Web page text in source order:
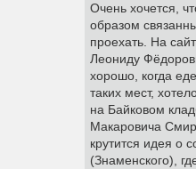
Очень хочется,
образом
проехать. На
Леониду
хорошо, когда
таких мест,
на Байковом
Макаровича
крутится идея о
(Знаменского),